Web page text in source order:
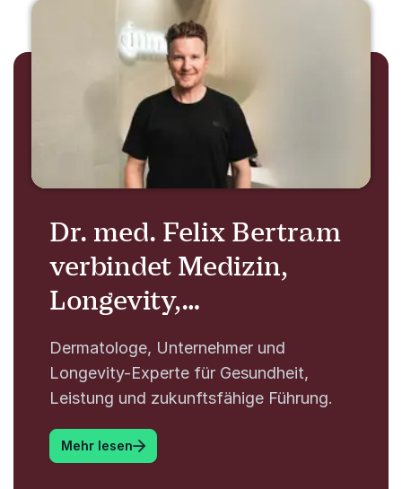
Dr. med. Felix Bertram
verbindet Medizin,
Longevity,
Unternehmertum und
Leadership zu
inspirierenden
Impulsen für
nachhaltige
Dermatologe, Unternehmer und
Longevity-Experte für Gesundheit,
Leistung und zukunftsfähige Führung.
Mehr lesen: <p>Dr. med. Felix Bertram verbindet